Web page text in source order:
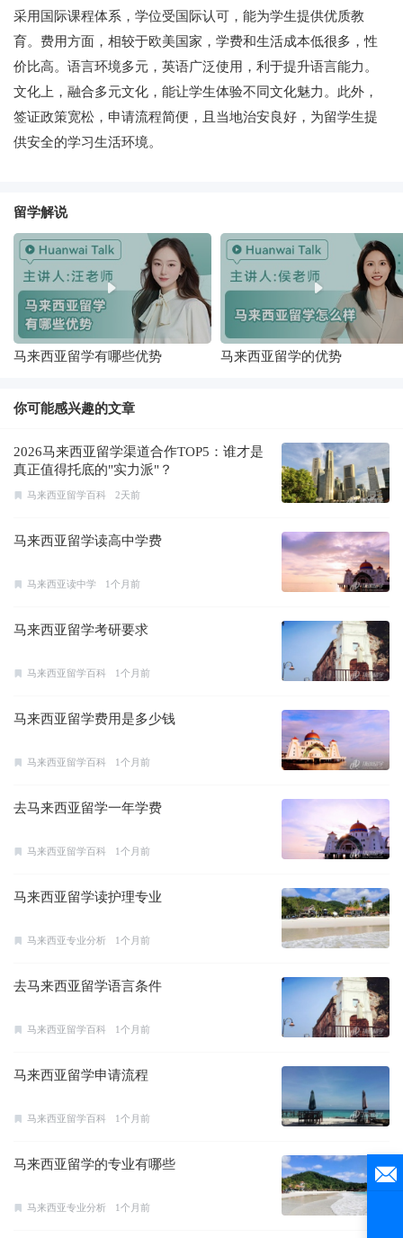
采用国际课程体系，学位受国际认可，能为学生提供优质教
育。费用方面，相较于欧美国家，学费和生活成本低很多，性
价比高。语言环境多元，英语广泛使用，利于提升语言能力。
文化上，融合多元文化，能让学生体验不同文化魅力。此外，
签证政策宽松，申请流程简便，且当地治安良好，为留学生提
供安全的学习生活环境。
留学解说
马来西亚留学有哪些优势 马来西亚留学的优势
你可能感兴趣的文章
2026马来西亚留学渠道合作TOP5：谁才是
真正值得托底的"实力派"？
马来西亚留学百科 2天前
马来西亚留学读高中学费
马来西亚读中学 1个月前
马来西亚留学考研要求
马来西亚留学百科 1个月前
马来西亚留学费用是多少钱
马来西亚留学百科 1个月前
去马来西亚留学一年学费
马来西亚留学百科 1个月前
马来西亚留学读护理专业
马来西亚专业分析 1个月前
去马来西亚留学语言条件
马来西亚留学百科 1个月前
马来西亚留学申请流程
马来西亚留学百科 1个月前
马来西亚留学的专业有哪些
马来西亚专业分析 1个月前